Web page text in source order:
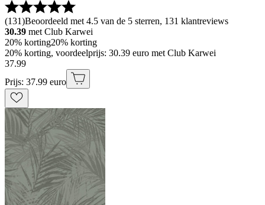
(131)Beoordeeld met 4.5 van de 5 sterren, 131 klantreviews
30.39 met Club Karwei
20% korting20% korting
20% korting, voordeelprijs: 30.39 euro met Club Karwei
37.99
Prijs: 37.99 euro